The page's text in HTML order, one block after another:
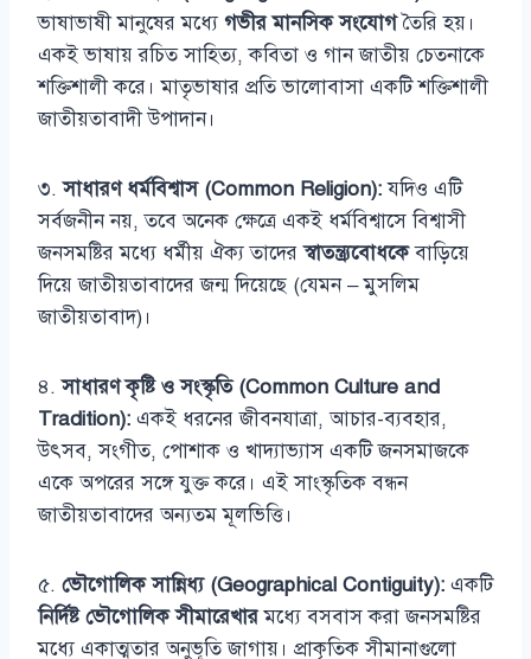
ভাষাভাষী মানুষের মধ্যে গভীর মানসিক সংযোগতৈরি হয়।
একই ভাষায় রচিত সাহিত্য, কবিতা ও গান জাতীয় চেতনাকে
শক্তিশালী করে। মাতৃভাষার প্রতি ভালোবাসা একটি শক্তিশালী
জাতীয়তাবাদী উপাদান।
৩.সাধারণ ধর্মবিশ্বাস (Common Religion):যদিও এটি
সর্বজনীন নয়, তবে অনেক ক্ষেত্রে একই ধর্মবিশ্বাসে বিশ্বাসী
জনসমষ্টির মধ্যে ধর্মীয় ঐক্য তাদেরস্বাতন্ত্র্যবোধকেবাড়িয়ে
দিয়ে জাতীয়তাবাদের জন্ম দিয়েছে (যেমন – মুসলিম
জাতীয়তাবাদ)।
৪.সাধারণ কৃষ্টি ও সংস্কৃতি (Common Culture and
Tradition): একই ধরনের জীবনযাত্রা, আচার-ব্যবহার,
উৎসব, সংগীত, পোশাক ও খাদ্যাভ্যাস একটি জনসমাজকে
একে অপরের সঙ্গে যুক্ত করে। এই সাংস্কৃতিক বন্ধন
জাতীয়তাবাদের অন্যতম মূলভিত্তি।
৫. ভৌগোলিক সান্নিধ্য (Geographical Contiguity): একটি
নির্দিষ্ট ভৌগোলিক সীমারেখারমধ্যে বসবাস করা জনসমষ্টির
মধ্যে একাত্মতার অনুভূতি জাগায়। প্রাকৃতিক সীমানাগুলো